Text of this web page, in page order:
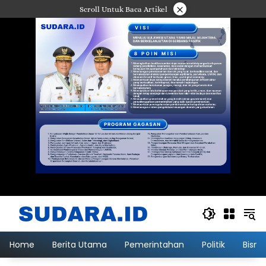
ke
Scroll Untuk Baca Artikel ×
Home Berita Utama Pemerintahan Politik